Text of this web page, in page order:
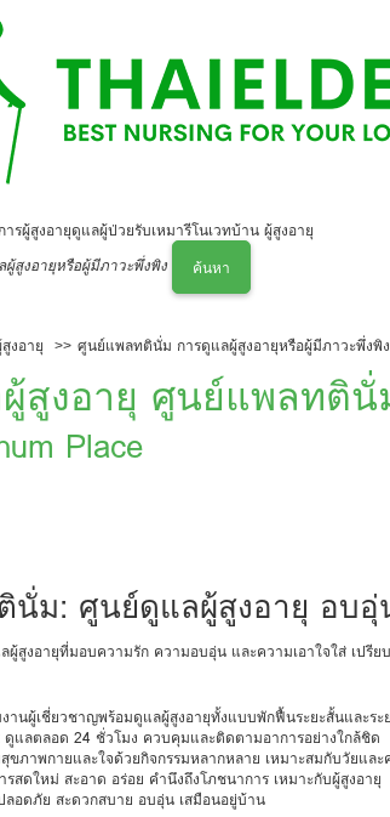
ารผู้สูงอายุดูแลผู้ป่วยรับเหมารีโนเวทบ้าน ผู้สูงอายุ
สูงอายุหรือผู้มีภาวะพึ่งพิง
ค้นหา
งอายุ ศูนย์แพลทตินั่ม การดูแลผู้สูงอายุหรือผู้มีภาวะพึ่งพิง
สูงอายุ ศูนย์แพลทตินั่
Place
ม: ศูนย์ดูแลผู้สูงอายุ อบ
ผู้สูงอายุที่มอบความรัก ความอบอุ่น และความเอาใจใส่ เป
านผู้เชี่ยวชาญพร้อมดูแลผู้สูงอายุทั้งแบบพักฟื้นระยะสั้นและร
ดูแลตลอด 24 ชั่วโมง ควบคุมและติดตามอาการอย่างใกล้ชิด
สุขภาพกายและใจด้วยกิจกรรมหลากหลาย เหมาะสมกับวัยแล
รสดใหม่ สะอาด อร่อย คำนึงถึงโภชนาการ เหมาะกับผู้สูงอายุ
ลอดภัย สะดวกสบาย อบอุ่น เสมือนอยู่บ้าน